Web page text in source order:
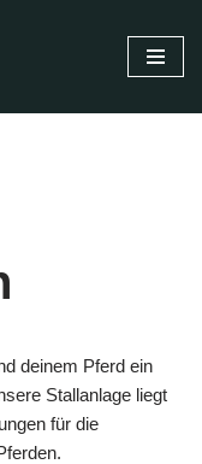
deinem Pferd ein
Stallanlage liegt
für die